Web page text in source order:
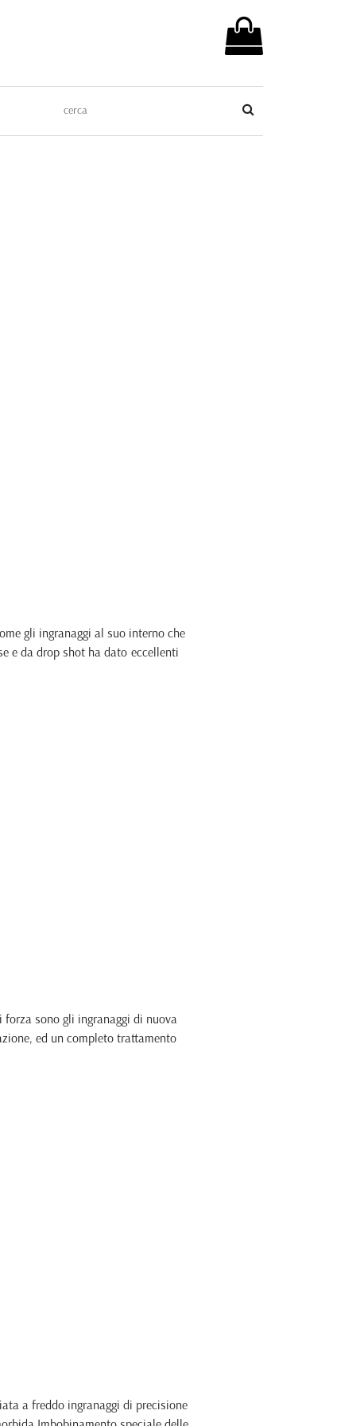
gli ingranaggi al suo interno che
e da drop shot ha dato eccellenti
sono gli ingranaggi di nuova
ed un completo trattamento
a freddo ingranaggi di precisione